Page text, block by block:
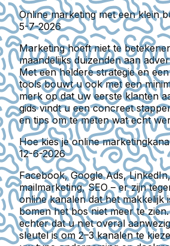
Online marketing met een klein
5-7-2026
Marketing hoeft niet te
maandelijks duizenden aan
Met een heldere strategie en
tools bouwt u ook met een
merk op dat uw eerste klanten
gids vindt u een concreet
en tips om te meten wat echt
Hoe kies je online
12-6-2026
Facebook, Google Ads,
mailmarketing, SEO – er zijn
online kanalen dat het makkelijk
bomen het bos niet meer te
echter dat u niet overal
sleutel is om 2–3 kanalen te